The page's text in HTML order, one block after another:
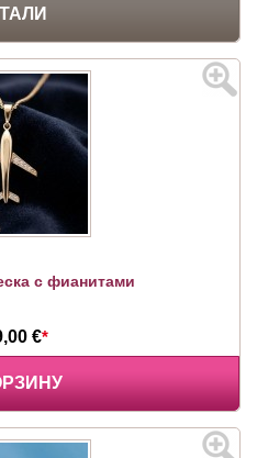
с фианитами
€*